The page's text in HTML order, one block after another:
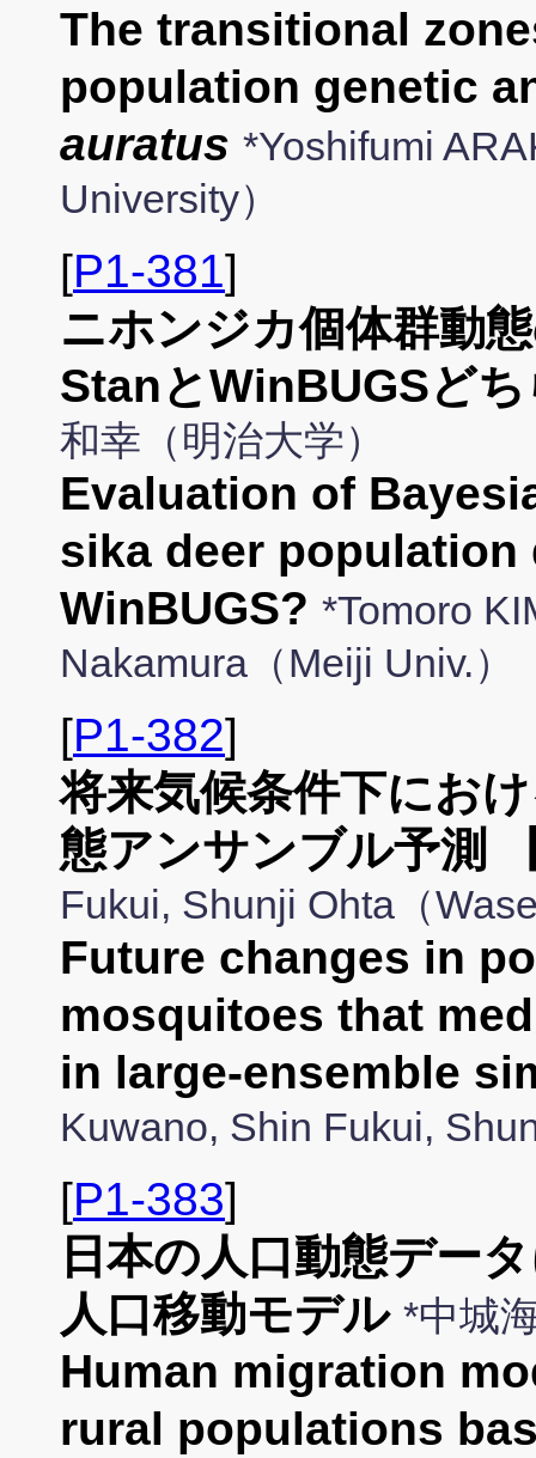
The transitional
population genetic
auratus *Yoshifumi
University）
[P1-381]
ニホンジカ個体群動
StanとWinBUGSど
和幸（明治大学）
Evaluation of
sika deer
WinBUGS? *Tomoro
Nakamura（Meiji Univ.）
[P1-382]
将来気候条件下にお
態アンサンブル予測
Fukui, Shunji Ohta（
Future changes in
mosquitoes that
in large-ensemble
Kuwano, Shin Fukui,
[P1-383]
日本の人口動態デー
人口移動モデル *中城
Human migration
rural populations